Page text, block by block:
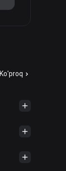
Ko'proq